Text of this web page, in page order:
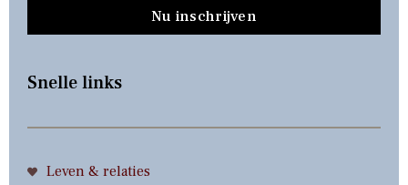
Nu inschrijven
Snelle links
Leven & relaties